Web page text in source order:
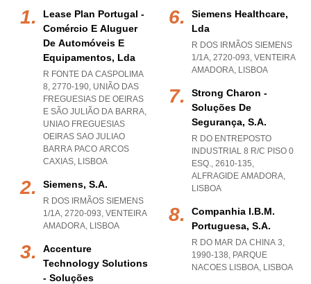
Lease Plan Portugal -
Comércio E Aluguer
De Automóveis E
Equipamentos, Lda
R FONTE DA CASPOLIMA
8, 2770-190, UNIÃO DAS
FREGUESIAS DE OEIRAS
E SÃO JULIÃO DA BARRA,
UNIAO FREGUESIAS
OEIRAS SAO JULIAO
BARRA PACO ARCOS
CAXIAS, LISBOA
Siemens, S.a.
R DOS IRMÃOS SIEMENS
1/1A, 2720-093, VENTEIRA
AMADORA, LISBOA
Accenture
Technology Solutions
- Soluções
Siemens Healthcare,
Lda
R DOS IRMÃOS SIEMENS
1/1A, 2720-093, VENTEIRA
AMADORA, LISBOA
Strong Charon -
Soluções De
Segurança, S.a.
R DO ENTREPOSTO
INDUSTRIAL 8 R/C PISO 0
ESQ., 2610-135,
ALFRAGIDE AMADORA,
LISBOA
Companhia I.b.m.
Portuguesa, S.a.
R DO MAR DA CHINA 3,
1990-138, PARQUE
NACOES LISBOA, LISBOA